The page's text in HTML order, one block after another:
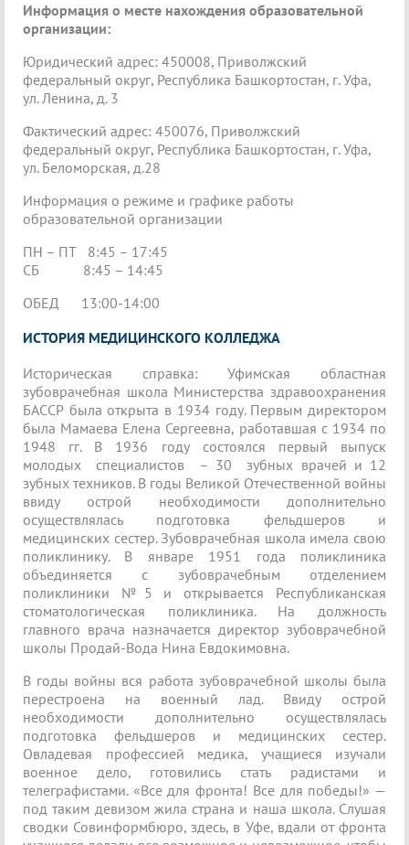
Информация о месте нахождения образовательной
организации:
Юридический адрес: 450008, Приволжский
федеральный округ, Республика Башкортостан, г. Уфа,
ул. Ленина, д. 3
Фактический адрес: 450076, Приволжский
федеральный округ, Республика Башкортостан, г. Уфа,
ул. Беломорская, д.28
Информация о режиме и графике работы
образовательной организации
ПН – ПТ 8:45 – 17:45
СБ 8:45 – 14:45
ОБЕД 13:00-14:00
ИСТОРИЯ МЕДИЦИНСКОГО КОЛЛЕДЖА
Историческая справка: Уфимская областная
зубоврачебная школа Министерства здравоохранения
БАССР была открыта в 1934 году. Первым директором
была Мамаева Елена Сергеевна, работавшая с 1934 по
1948 гг. В 1936 году состоялся первый выпуск
молодых специалистов – 30 зубных врачей и 12
зубных техников. В годы Великой Отечественной войны
ввиду острой необходимости дополнительно
осуществлялась подготовка фельдшеров и
медицинских сестер. Зубоврачебная школа имела свою
поликлинику. В январе 1951 года поликлиника
объединяется с зубоврачебным отделением
поликлиники №5 и открывается Республиканская
стоматологическая поликлиника. На должность
главного врача назначается директор зубоврачебной
школы Продай-Вода Нина Евдокимовна.
В годы войны вся работа зубоврачебной школы была
перестроена на военный лад. Ввиду острой
необходимости дополнительно осуществлялась
подготовка фельдшеров и медицинских сестер.
Овладевая профессией медика, учащиеся изучали
военное дело, готовились стать радистами и
телеграфистами. «Все для фронта! Все для победы!» —
под таким девизом жила страна и наша школа. Слушая
сводки Совинформбюро, здесь, в Уфе, вдали от фронта